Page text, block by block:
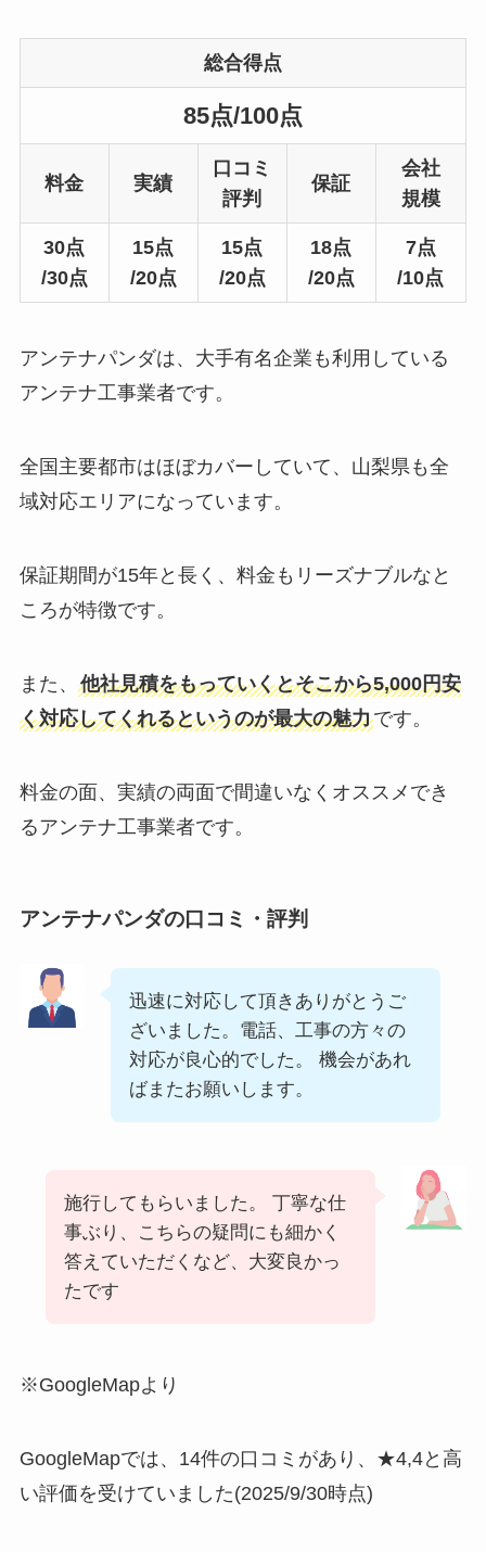
総合得点
85点/100点
料金 実績
口コミ
評判
保証
会社
規模
30点
/30点
15点
/20点
15点
/20点
18点
/20点
7点
/10点
アンテナパンダは、大手有名企業も利用している
アンテナ工事業者です。
全国主要都市はほぼカバーしていて、山梨県も全
域対応エリアになっています。
保証期間が15年と長く、料金もリーズナブルなと
ころが特徴です。
また、 他社見積をもっていくとそこから5,000円安
く対応してくれるというのが最大の魅力です。
料金の面、実績の両面で間違いなくオススメでき
るアンテナ工事業者です。
アンテナパンダの口コミ・評判
迅速に対応して頂きありがとうご
ざいました。電話、工事の方々の
対応が良心的でした。 機会があれ
ばまたお願いします。
施行してもらいました。 丁寧な仕
事ぶり、こちらの疑問にも細かく
答えていただくなど、大変良かっ
たです
※GoogleMapより
GoogleMapでは、14件の口コミがあり、★4,4と高
い評価を受けていました(2025/9/30時点)